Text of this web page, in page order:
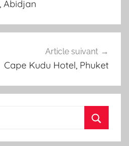
Abidjan
Article suivant
Cape Kudu Hotel, Phuket